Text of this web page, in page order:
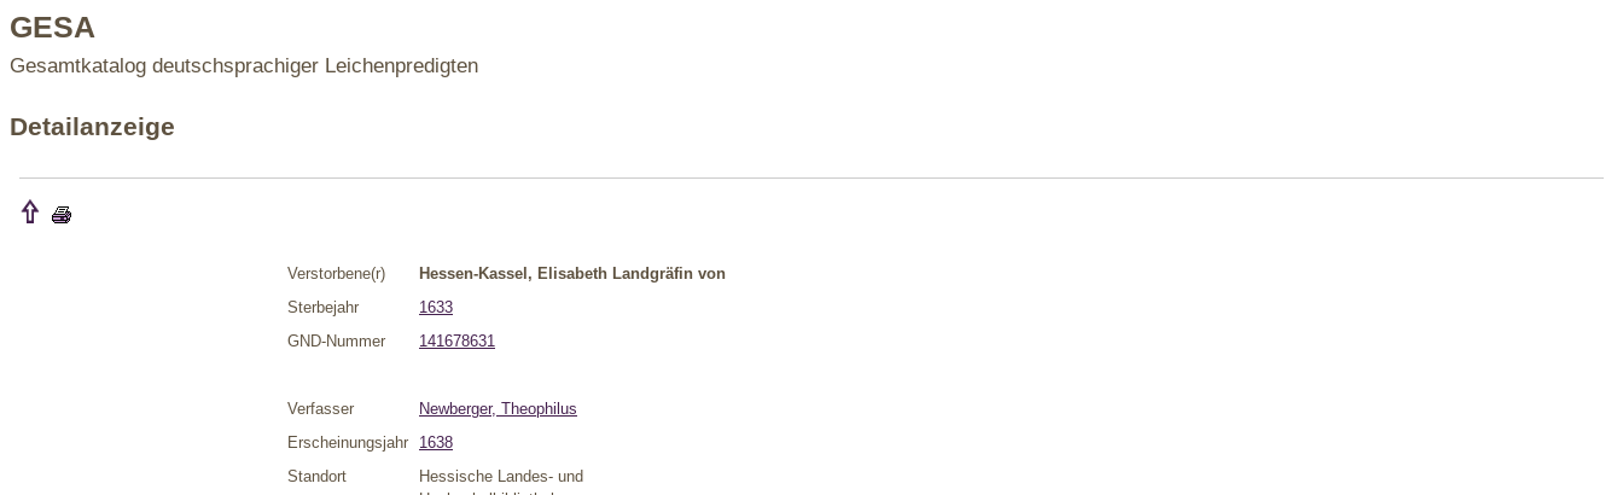
GESA
Gesamtkatalog deutschsprachiger Leichenpredigten
Detailanzeige
Verstorbene(r)
Hessen-Kassel, Elisabeth Landgräfin von
Sterbejahr
1633
GND-Nummer
141678631
Verfasser
Newberger, Theophilus
Erscheinungsjahr
1638
Standort
Hessische Landes- und